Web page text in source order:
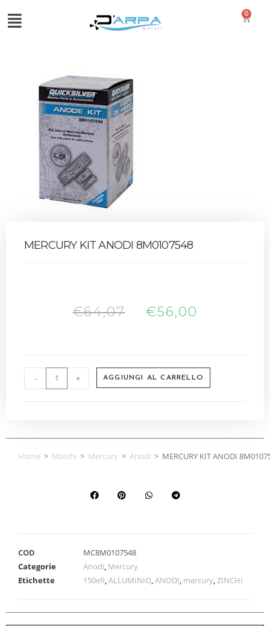
0
MERCURY KIT ANODI 8M0107548
€64,07 €56,00
- + AGGIUNGI AL CARRELLO
Home > Marchi > Mercury > Anodi > MERCURY KIT ANODI
COD
MC8M0107548
Categorie
Anodi, Mercury
Etichette
150efi,ALLUMINIO,ANODI, mercury,ZINCHI